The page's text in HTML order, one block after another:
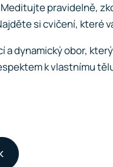
pravidelně,
si cvičení, které
a dynamický obor,
k vlastnímu